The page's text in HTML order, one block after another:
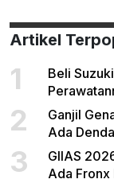
Artikel
1
Beli
2
Ganjil
Ada
3
GIIAS
Ada Fronx